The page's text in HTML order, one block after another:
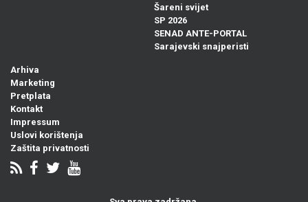
Šareni svijet
SP 2026
SENAD ANTE-PORTAL
Sarajevski snajperisti
Arhiva
Marketing
Pretplata
Kontakt
Impressum
Uslovi korištenja
Zaštita privatnosti